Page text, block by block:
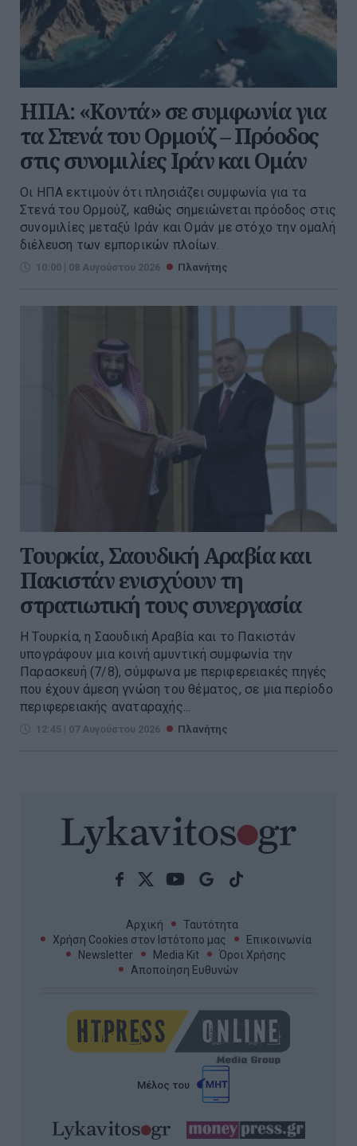
ΗΠΑ: «Κοντά» σε συμφωνία για
τα Στενά του Ορμούζ – Πρόοδος
στις συνομιλίες Ιράν και Ομάν
Οι ΗΠΑ εκτιμούν ότι πλησιάζει συμφωνία για τα
Στενά του Ορμούζ, καθώς σημειώνεται πρόοδος στις
συνομιλίες μεταξύ Ιράν και Ομάν με στόχο την ομαλή
διέλευση των εμπορικών πλοίων.
10:00 | 08 Αυγούστου 2026 Πλανήτης
Τουρκία, Σαουδική Αραβία και
Πακιστάν ενισχύουν τη
στρατιωτική τους συνεργασία
Η Τουρκία, η Σαουδική Αραβία και το Πακιστάν
υπογράφουν μια κοινή αμυντική συμφωνία την
Παρασκευή (7/8), σύμφωνα με περιφερειακές πηγές
που έχουν άμεση γνώση του θέματος, σε μια περίοδο
περιφερειακής αναταραχής...
12:45 | 07 Αυγούστου 2026 Πλανήτης
Αρχική
Ταυτότητα
Χρήση Cookies στον Ιστότοπο μας
Επικοινωνία
Newsletter
Media Kit
Όροι Χρήσης
Αποποίηση Ευθυνών
Μέλος του